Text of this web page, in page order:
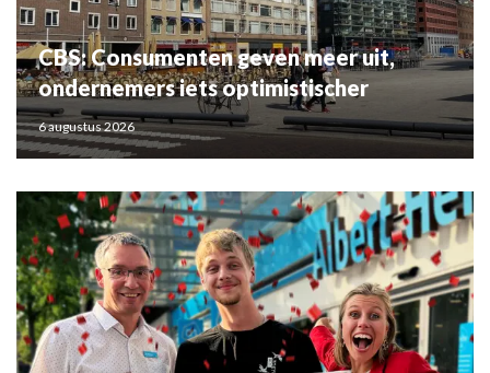
CBS: Consumenten geven meer uit,
ondernemers iets optimistischer
6 augustus 2026